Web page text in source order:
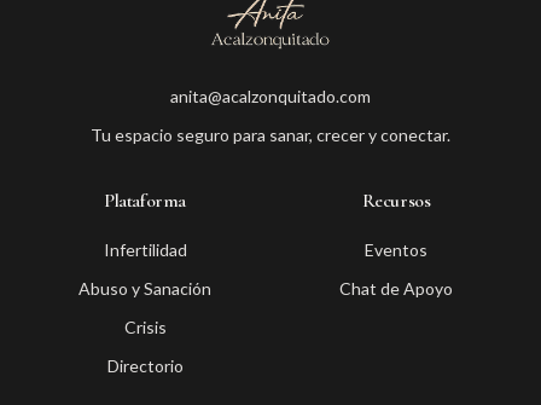
anita@acalzonquitado.com
Tu espacio seguro para sanar, crecer y conectar.
Plataforma
Infertilidad
Abuso y Sanación
Crisis
Directorio
Recursos
Eventos
Chat de Apoyo